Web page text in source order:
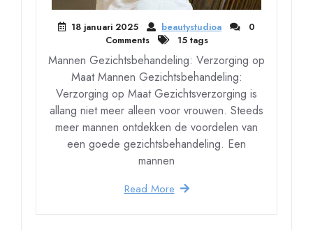
18 januari 2025 beautystudioa
0
Comments
15 tags
Mannen Gezichtsbehandeling: Verzorging op
Maat Mannen Gezichtsbehandeling:
Verzorging op Maat Gezichtsverzorging is
allang niet meer alleen voor vrouwen. Steeds
meer mannen ontdekken de voordelen van
een goede gezichtsbehandeling. Een
mannen
Read More